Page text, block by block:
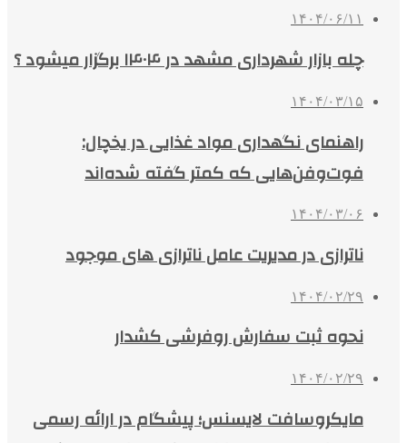
۱۴۰۴/۰۶/۱۱
چله بازار شهرداری مشهد در ۱۴۰۴ برگزار میشود ؟
۱۴۰۴/۰۳/۱۵
راهنمای نگهداری مواد غذایی در یخچال:
فوت‌وفن‌هایی که کمتر گفته شده‌اند
۱۴۰۴/۰۳/۰۶
ناترازی در مدیریت عامل ناترازی های موجود
۱۴۰۴/۰۲/۲۹
نحوه ثبت سفارش روفرشی کشدار
۱۴۰۴/۰۲/۲۹
مایکروسافت لایسنس؛ پیشگام در ارائه رسمی